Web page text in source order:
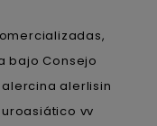
bajo Consejo
alerlisin
vv